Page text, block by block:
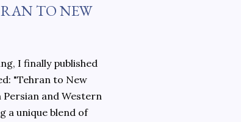
TO NEW
I finally published
"Tehran to New
and Western
a unique blend of